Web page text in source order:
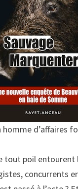
homme d’affaires
tout poil entourent
concurrents